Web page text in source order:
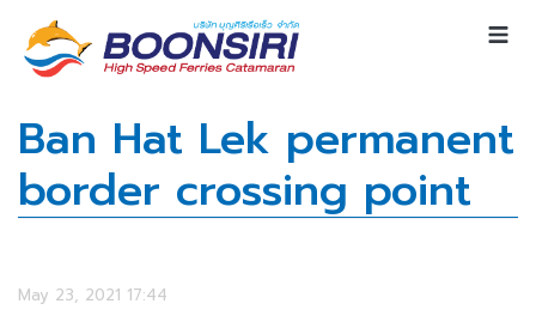
Ban Hat Lek permanent
border crossing point
May 23, 2021 17:44